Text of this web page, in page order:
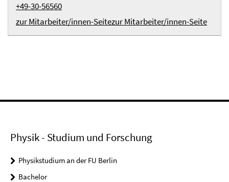
+49-30-56560
zur Mitarbeiter/innen-Seitezur Mitarbeiter/innen-Seite
Physik - Studium und Forschung
Physikstudium an der FU Berlin
Bachelor